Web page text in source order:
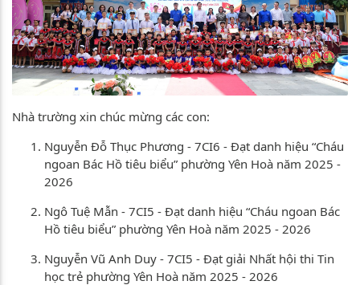
Nhà trường xin chúc mừng các con:
Nguyễn Đỗ Thục Phương - 7CI6 - Đạt danh hiệu “Cháu
ngoan Bác Hồ tiêu biểu” phường Yên Hoà năm 2025 -
2026
Ngô Tuệ Mẫn - 7CI5 - Đạt danh hiệu “Cháu ngoan Bác
Hồ tiêu biểu” phường Yên Hoà năm 2025 - 2026
Nguyễn Vũ Anh Duy - 7CI5 - Đạt giải Nhất hội thi Tin
học trẻ phường Yên Hoà năm 2025 - 2026